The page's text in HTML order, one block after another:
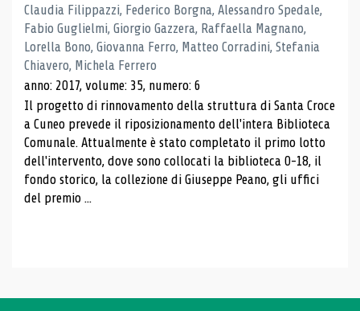
Claudia Filippazzi, Federico Borgna, Alessandro Spedale,
Fabio Guglielmi, Giorgio Gazzera, Raffaella Magnano,
Lorella Bono, Giovanna Ferro, Matteo Corradini, Stefania
Chiavero, Michela Ferrero
anno: 2017, volume: 35, numero: 6
Il progetto di rinnovamento della struttura di Santa Croce
a Cuneo prevede il riposizionamento dell'intera Biblioteca
Comunale. Attualmente è stato completato il primo lotto
dell'intervento, dove sono collocati la biblioteca 0-18, il
fondo storico, la collezione di Giuseppe Peano, gli uffici
del premio ...